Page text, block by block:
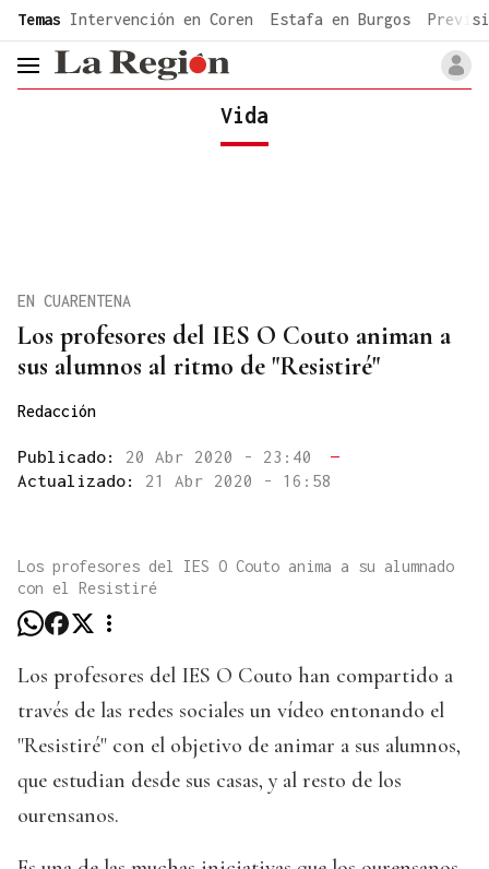
common.go-to-content
Temas Intervención en Coren Estafa en Burgos
header.menu.open
Vida
Los profesores del IES O Couto animan a
sus alumnos al ritmo de "Resistiré"
EN CUARENTENA
Redacción
Publicado: 20 Abr 2020 - 23:40
—
Actualizado: 21 Abr 2020 - 16:58
Los profesores del IES O Couto anima a su alumnado
con el Resistiré
Los profesores del IES O Couto han compartido a
través de las redes sociales un vídeo entonando el
"Resistiré" con el objetivo de animar a sus alumnos,
que estudian desde sus casas, y al resto de los
ourensanos.